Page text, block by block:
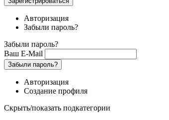
Авторизация
Забыли пароль?
Забыли пароль?
Ваш E-Mail
Забыли пароль?
Авторизация
Создание профиля
Скрыть/показать подкатегории